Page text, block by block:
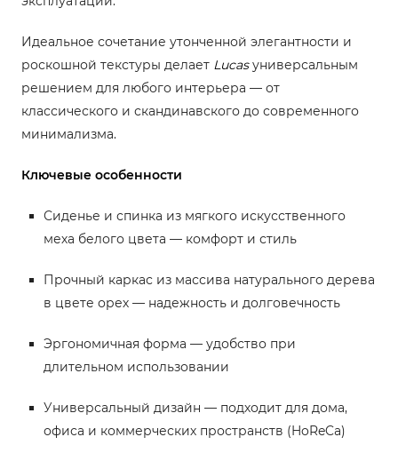
Идеальное сочетание утонченной элегантности и
роскошной текстуры делает Lucasуниверсальным
решением для любого интерьера — от
классического и скандинавского до современного
минимализма.
Ключевые особенности
Сиденье и спинка из мягкого искусственного
меха белого цвета — комфорт и стиль
Прочный каркас из массива натурального дерева
в цвете орех — надежность и долговечность
Эргономичная форма — удобство при
длительном использовании
Универсальный дизайн — подходит для дома,
офиса и коммерческих пространств (HoReCa)